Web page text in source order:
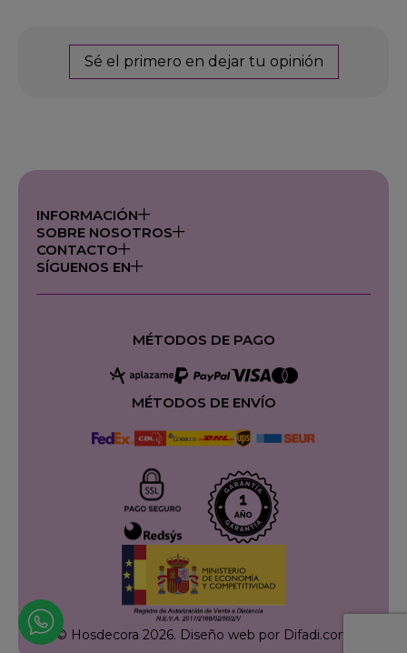
Sé el primero en dejar tu opinión
INFORMACIÓN
SOBRE NOSOTROS
CONTACTO
SÍGUENOS EN
MÉTODOS DE PAGO
MÉTODOS DE ENVÍO
© Hosdecora 2026. Diseño web por Difadi.com